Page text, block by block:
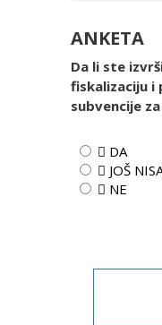
ANKETA
Da li ste
fiskalizaciju i
subvencije
 DA
 JOŠ
 NE